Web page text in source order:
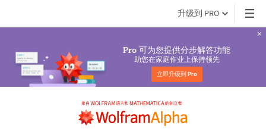
升级到 PRO
Pro 可为您提供分步解答功能
助您在家庭作业上保持领先
立即升级到 Pro